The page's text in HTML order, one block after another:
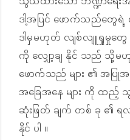
ဒါ့အပြင် ဖောက်သည်တွေ
ဒါမှမဟုတ် လျစ်လျူရှုမှုတွေ
ကို လျှော့ချ နိုင် သည် သို့မဟု
ဖောက်သည် များ ၏ အပြုအမူ
အခြေအနေ များ ကို ထည့်
ဆုံးဖြတ် ချက် တစ် ခု ၏ ရ
နိုင် ပါ ။